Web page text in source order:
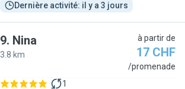
Dernière activité: il y a 3 jours
9. Nina
3.8 km
à partir de
17 CHF
/promenade
1